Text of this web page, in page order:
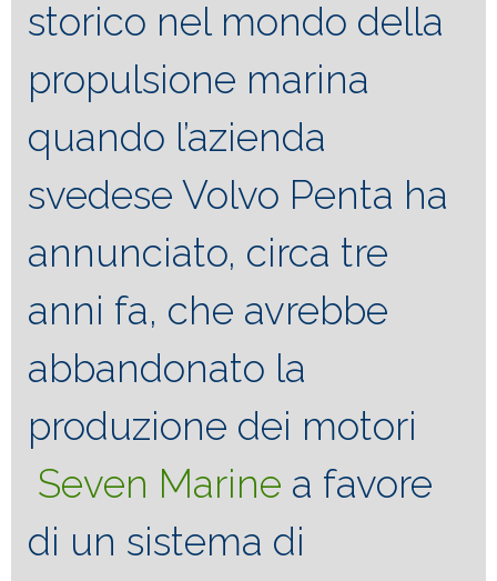
storico nel mondo della
propulsione marina
quando l’azienda
svedese Volvo Penta ha
annunciato, circa tre
anni fa, che avrebbe
abbandonato la
produzione dei motori
Seven Marine a favore
di un sistema di